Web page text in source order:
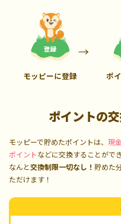
モッピーに登録 ポ
ポイントの
モッピーで貯めたポイントは、 現
ポイントなどに交換することができ
なんと交換制限一切なし！ 貯めた
ただけます！